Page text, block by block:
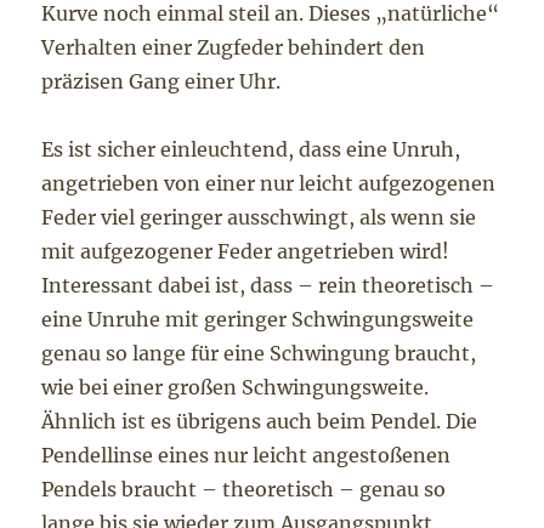
Kurve noch einmal steil an. Dieses „natürliche“
Verhalten einer Zugfeder behindert den
präzisen Gang einer Uhr.
Es ist sicher einleuchtend, dass eine Unruh,
angetrieben von einer nur leicht aufgezogenen
Feder viel geringer ausschwingt, als wenn sie
mit aufgezogener Feder angetrieben wird!
Interessant dabei ist, dass – rein theoretisch –
eine Unruhe mit geringer Schwingungsweite
genau so lange für eine Schwingung braucht,
wie bei einer großen Schwingungsweite.
Ähnlich ist es übrigens auch beim Pendel. Die
Pendellinse eines nur leicht angestoßenen
Pendels braucht – theoretisch – genau so